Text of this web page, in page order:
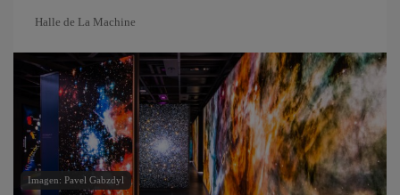
Halle de La Machine
Imagen: Pavel Gabzdyl